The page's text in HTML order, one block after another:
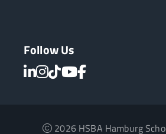
Follow Us
2026 HSBA Hamburg